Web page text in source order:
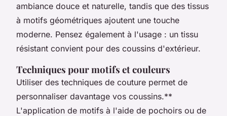
ambiance douce et naturelle, tandis que des tissus
à motifs géométriques ajoutent une touche
moderne. Pensez également à l'usage : un tissu
résistant convient pour des coussins d'extérieur.
Techniques pour motifs et couleurs
Utiliser des techniques de couture permet de
personnaliser davantage vos coussins.**
L'application de motifs à l'aide de pochoirs ou de